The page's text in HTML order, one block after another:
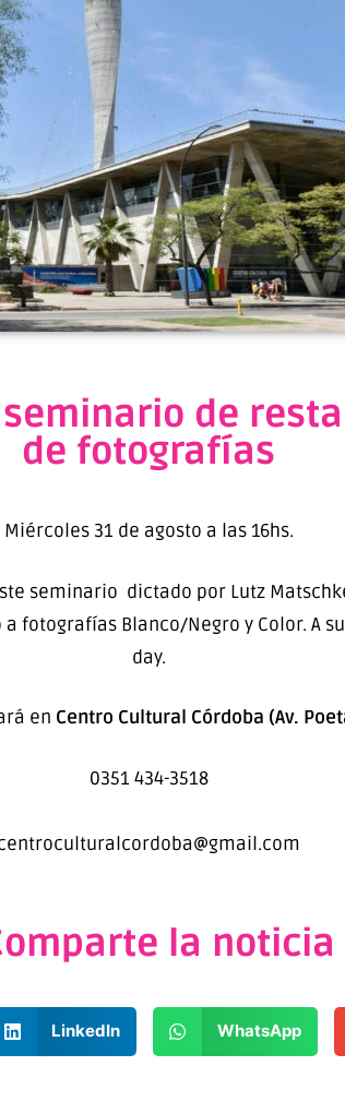
de
de fotografías
Miércoles 31 de agosto a las 16hs.
seminario dictado por Lutz
fotografías Blanco/Negro y Color. A
day.
en Centro Cultural Córdoba (Av.
0351 434-3518
la noticia
LinkedIn WhatsApp